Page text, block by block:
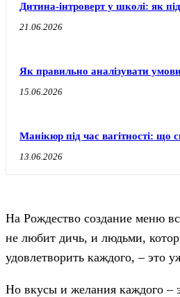
Дитина-інтроверт у школі: як
21.06.2026
Як правильно аналізувати
15.06.2026
Манікюр під час вагітності: що
13.06.2026
На Рождество создание меню
не любит дичь, и людьми,
удовлетворить каждого, – это
Но вкусы и желания каждого –